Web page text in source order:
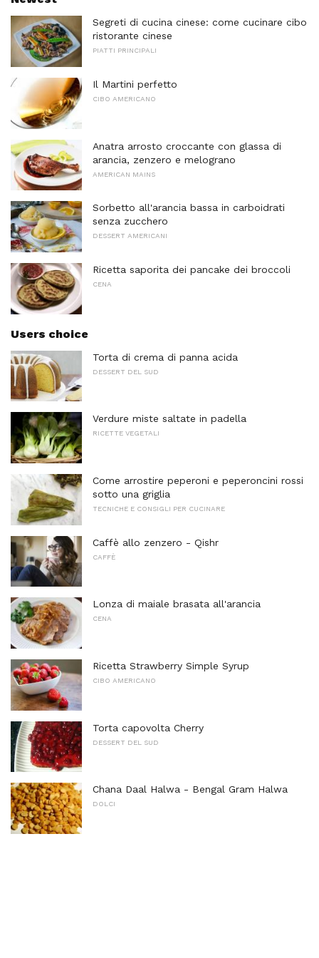
Segreti di cucina cinese: come cucinare cibo
ristorante cinese
PIATTI PRINCIPALI
Il Martini perfetto
CIBO AMERICANO
Anatra arrosto croccante con glassa di
arancia, zenzero e melograno
AMERICAN MAINS
Sorbetto all'arancia bassa in carboidrati
senza zucchero
DESSERT AMERICANI
Ricetta saporita dei pancake dei broccoli
CENA
Users choice
Torta di crema di panna acida
DESSERT DEL SUD
Verdure miste saltate in padella
RICETTE VEGETALI
Come arrostire peperoni e peperoncini rossi
sotto una griglia
TECNICHE E CONSIGLI PER CUCINARE
Caffè allo zenzero - Qishr
CAFFÈ
Lonza di maiale brasata all'arancia
CENA
Ricetta Strawberry Simple Syrup
CIBO AMERICANO
Torta capovolta Cherry
DESSERT DEL SUD
Chana Daal Halwa - Bengal Gram Halwa
DOLCI